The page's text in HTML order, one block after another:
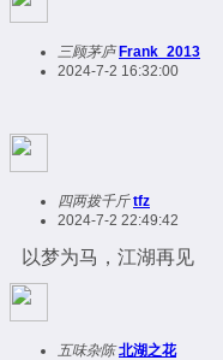
三顾茅庐 Frank_2013
2024-7-2 16:32:00
四两拨千斤 tfz
2024-7-2 22:49:42
以梦为马，江湖再见
五味杂陈 北湖之花